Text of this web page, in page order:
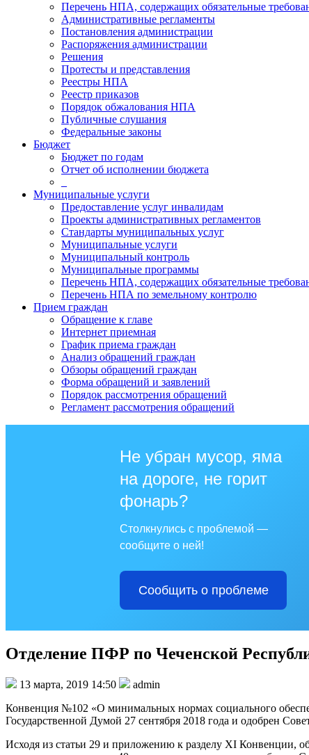
Перечень НПА, содержащих обязательные
Административные регламенты
Постановления администрации
Распоряжения администрации
Решения
Протесты и представления
Реестры НПА
Реестр приказов
Порядок обжалования НПА
Публичные слушания
Федеральные законы
Бюджет
Бюджет по годам
Отчет об исполнении бюджета
Муниципальные услуги
Предоставление услуг инвалидам
Проекты административных регламентов
Стандарты муниципальных услуг
Муниципальные услуги
Муниципальный контроль
Муниципальные программы
Перечень НПА, содержащих обязательные
Перечень НПА по земельному контролю
Прием граждан
Обращение к главе
Интернет приемная
График приема граждан
Анализ обращений граждан
Обзоры обращений граждан
Форма обращений и заявлений
Порядок рассмотрения обращений
Регламент рассмотрения обращений
Не убран мусор, яма
на дороге, не горит
фонарь?
Столкнулись с проблемой —
сообщите о ней!
Сообщить о проблеме
Отделение ПФР по Чеченской
13 марта, 2019 14:50
admin
Конвенция №102 «О минимальных нормах социального
Государственной Думой 27 сентября 2018 года и одобрен
Исходя из статьи 29 и приложению к разделу XI Конвенции,